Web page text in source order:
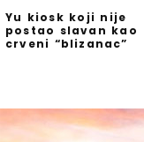
Yu kiosk koji nije
postao slavan kao
crveni “blizanac”